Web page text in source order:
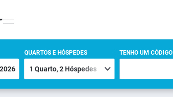
QUARTOS E HÓSPEDES TENHO UM CÓDIGO